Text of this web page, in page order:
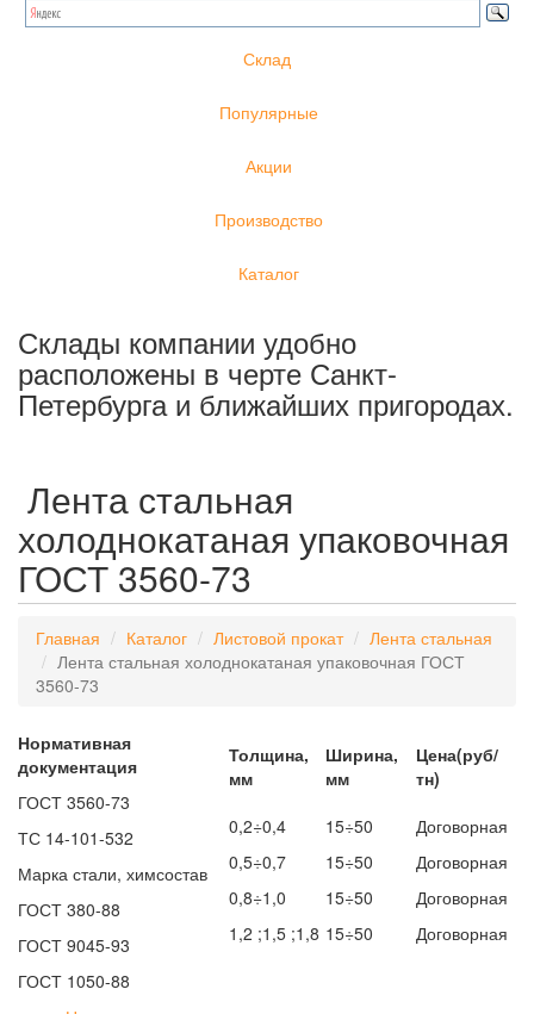
Склад
Популярные
Акции
Производство
Каталог
Склады компании удобно
расположены в черте Санкт-
Петербурга и ближайших пригородах.
Лента стальная
холоднокатаная упаковочная
ГОСТ 3560-73
Главная Каталог Листовой прокат
Лента стальная
Лента стальная холоднокатаная упаковочная ГОСТ
3560-73
Нормативная
документация
Толщина,
мм
Ширина,
мм
Цена(руб/
тн)
ГОСТ 3560-73
ТС 14-101-532
Марка стали, химсостав
ГОСТ 380-88
ГОСТ 9045-93
ГОСТ 1050-88
0,2÷0,4 15÷50
Договорная
0,5÷0,7
15÷50
Договорная
0,8÷1,0
15÷50
Договорная
1,2 ;1,5 ;1,8 15÷50 Договорная